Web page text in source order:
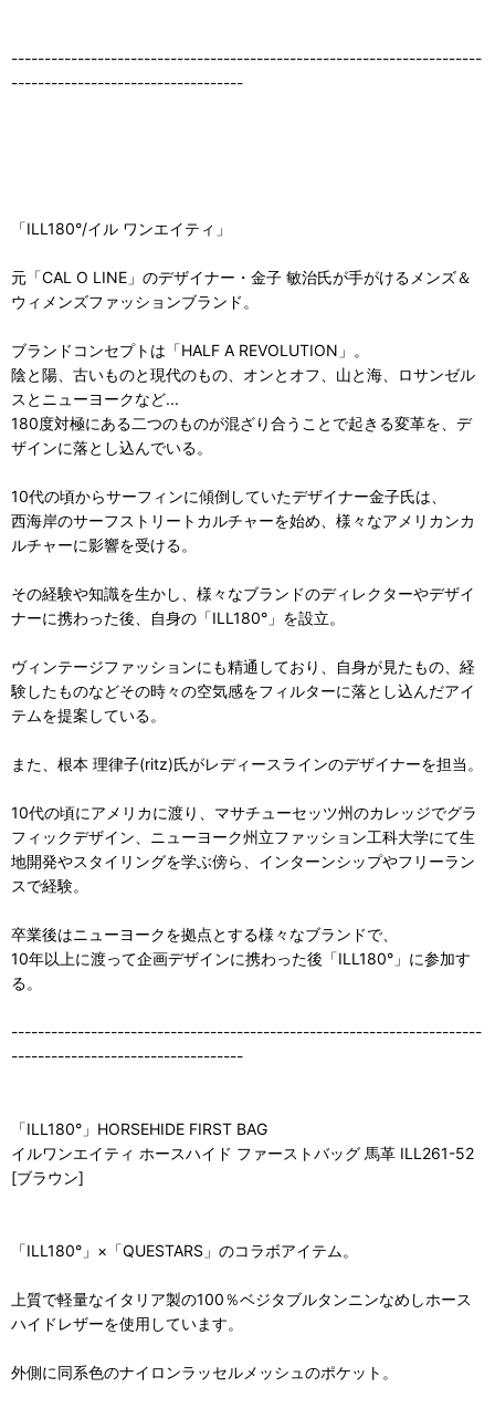
-----------------------------------------------------------------------
-----------------------------------
「ILL180°/イル ワンエイティ」
元「CAL O LINE」のデザイナー・金子 敏治氏が手がけるメンズ＆
ウィメンズファッションブランド。
ブランドコンセプトは「HALF A REVOLUTION」。
陰と陽、古いものと現代のもの、オンとオフ、山と海、ロサンゼル
スとニューヨークなど...
180度対極にある二つのものが混ざり合うことで起きる変革を、デ
ザインに落とし込んでいる。
10代の頃からサーフィンに傾倒していたデザイナー金子氏は、
西海岸のサーフストリートカルチャーを始め、様々なアメリカンカ
ルチャーに影響を受ける。
その経験や知識を生かし、様々なブランドのディレクターやデザイ
ナーに携わった後、自身の「ILL180°」を設立。
ヴィンテージファッションにも精通しており、自身が見たもの、経
験したものなどその時々の空気感をフィルターに落とし込んだアイ
テムを提案している。
また、根本 理律子(ritz)氏がレディースラインのデザイナーを担当。
10代の頃にアメリカに渡り、マサチューセッツ州のカレッジでグラ
フィックデザイン、ニューヨーク州立ファッション工科大学にて生
地開発やスタイリングを学ぶ傍ら、インターンシップやフリーラン
スで経験。
卒業後はニューヨークを拠点とする様々なブランドで、
10年以上に渡って企画デザインに携わった後「ILL180°」に参加す
る。
-----------------------------------------------------------------------
-----------------------------------
「ILL180°」HORSEHIDE FIRST BAG
イルワンエイティ ホースハイド ファーストバッグ 馬革 ILL261-52
[ブラウン]
「ILL180°」×「QUESTARS」のコラボアイテム。
上質で軽量なイタリア製の100％ベジタブルタンニンなめしホース
ハイドレザーを使用しています。
外側に同系色のナイロンラッセルメッシュのポケット。